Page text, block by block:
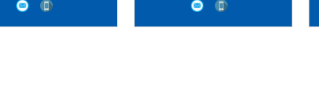
V Máy đo lưu lượng
44-V Máy đo lưu lượng